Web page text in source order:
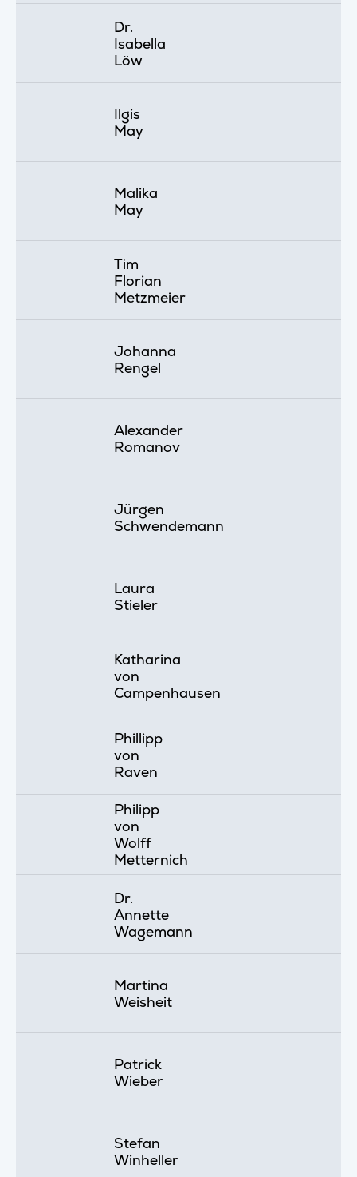
Dr.
Isabella
Löw
Ilgis
May
Malika
May
Tim
Florian
Metzmeier
Johanna
Rengel
Alexander
Romanov
Jürgen
Schwendemann
Laura
Stieler
Katharina
von
Campenhausen
Phillipp
von
Raven
Philipp
von
Wolff
Metternich
Dr.
Annette
Wagemann
Martina
Weisheit
Patrick
Wieber
Stefan
Winheller